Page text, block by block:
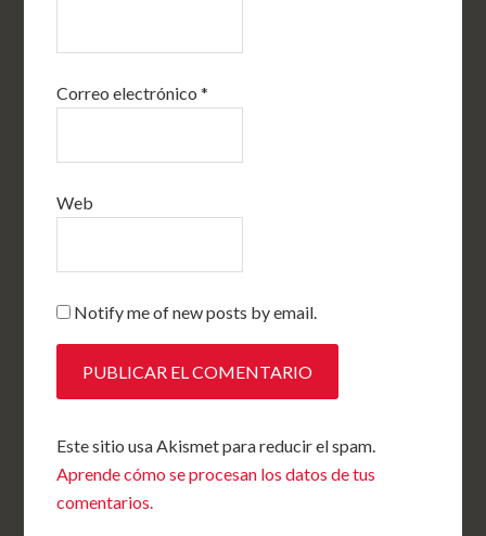
Correo electrónico*
Web
Notify me of new posts by email.
Este sitio usa Akismet para reducir el spam.
Aprende cómo se procesan los datos de tus
comentarios.